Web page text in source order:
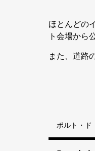
ほとんどの
ト会場から
また、道路
ポルト・ド